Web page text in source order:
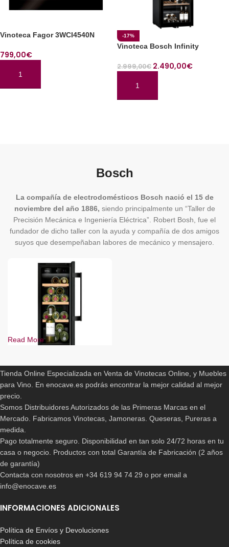
Vinoteca Fagor 3WCI4540N
799,00€
AÑADIR AL CARRITO
-17%
Vinoteca Bosch Infinity
2.999,00€ 2.490,00€
AÑADIR AL CARRITO
Bosch
La compañía de electrodomésticos Bosch nació el 15 de
noviembre del año 1886, siendo principalmente un “Taller de
Precisión Mecánica e Ingeniería Eléctrica”. Robert Bosh, fue el
fundador de dicho taller con la ayuda y compañía de dos amigos
suyos que desempeñaban labores de mecánico y mensajero.
Vinoteca Balay 3WUF073B
La primera de sus sedes, fue fundada en Alemania y a pesar de
que el crecimiento de la compañía era muy constante,
sino hasta el año 1905 cuando abrió la primera de sus sedes
en territorio europeo, exactamente en la ciudad de París.
Para el año 1908 comenzó también su producción en territorio
español, más exactamente en la ciudad de Barcelona.
evolucionando para pasar a ser una de las mejores a nivel
bosch vinoteca encastrable mayor calidad y los costes más
Read More
Tienda Online Especializada en Venta de Vinotecas Online, y Muebles
para Vino. En enocave.es podrás encontrar la mejor calidad al mejor
precio.
Somos Distribuidores Autorizados de las Primeras Marcas en el
Mercado. Fabricamos Vinotecas, Jamoneras. Queseras, Pureras a
medida.
Pago totalmente seguro. Disponibilidad en tan solo 24/72 horas en tu
casa o negocio. Productos con total Garantía de Fabricación (2 años
de garantía)
Contacta con nosotros en +34 619 94 74 29 o por email a
info@enocave.es
INFORMACIONES ADICIONALES
Política de Envíos y Devoluciones
Política de cookies